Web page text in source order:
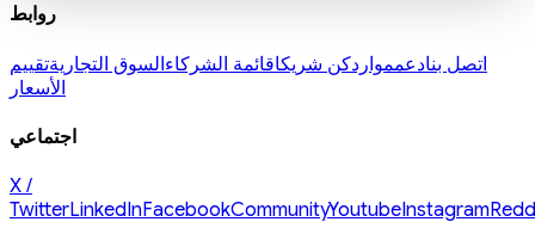
روابط
اتصل بنادعممواردكن شريكاقائمة الشركاءالسوق التجاريةتقييم
الأسعار
اجتماعي
X /
TwitterLinkedInFacebookCommunityYoutubeInstagram